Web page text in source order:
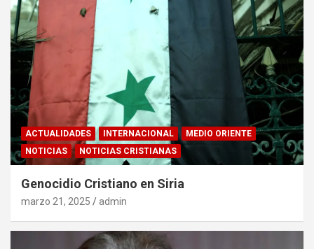
ACTUALIDADES INTERNACIONAL
MEDIO ORIENTE
NOTICIAS
NOTICIAS CRISTIANAS
Genocidio Cristiano en Siria
marzo 21, 2025 admin